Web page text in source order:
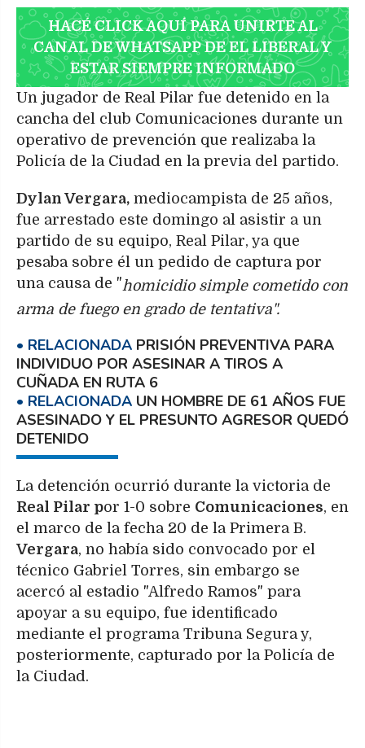
HACÉ CLICK AQUÍ PARA UNIRTE AL
CANAL DE WHATSAPP DE EL LIBERAL Y
ESTAR SIEMPRE INFORMADO
Un jugador de Real Pilar fue detenido en la
cancha del club Comunicaciones durante un
operativo de prevención que realizaba la
Policía de la Ciudad en la previa del partido.
Dylan Vergara, mediocampista de 25 años,
fue arrestado este domingo al asistir a un
partido de su equipo, Real Pilar, ya que
pesaba sobre él un pedido de captura por
una causa de "homicidio simple cometido con
arma de fuego en grado de tentativa".
PRISIÓN PREVENTIVA PARA
INDIVIDUO POR ASESINAR A TIROS A
CUÑADA EN RUTA 6
UN HOMBRE DE 61 AÑOS FUE
ASESINADO Y EL PRESUNTO AGRESOR QUEDÓ
DETENIDO
La detención ocurrió durante la victoria de
Real Pilar por 1-0 sobre Comunicaciones, en
el marco de la fecha 20 de la Primera B.
Vergara, no había sido convocado por el
técnico Gabriel Torres, sin embargo se
acercó al estadio "Alfredo Ramos" para
apoyar a su equipo, fue identificado
mediante el programa Tribuna Segura y,
posteriormente, capturado por la Policía de
la Ciudad.